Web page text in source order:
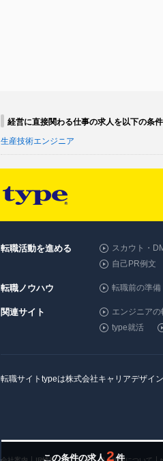
この条件の求人 2件
経営に直接関わる仕事の求人を以下の条
生産技術エンジニア
転職活動を進める スカウト・
自己PR例文
転職ノウハウ 転職前の準備
関連サイト エンジニアの
type就活
転職サイトtypeは株式会社キャリアデザイ